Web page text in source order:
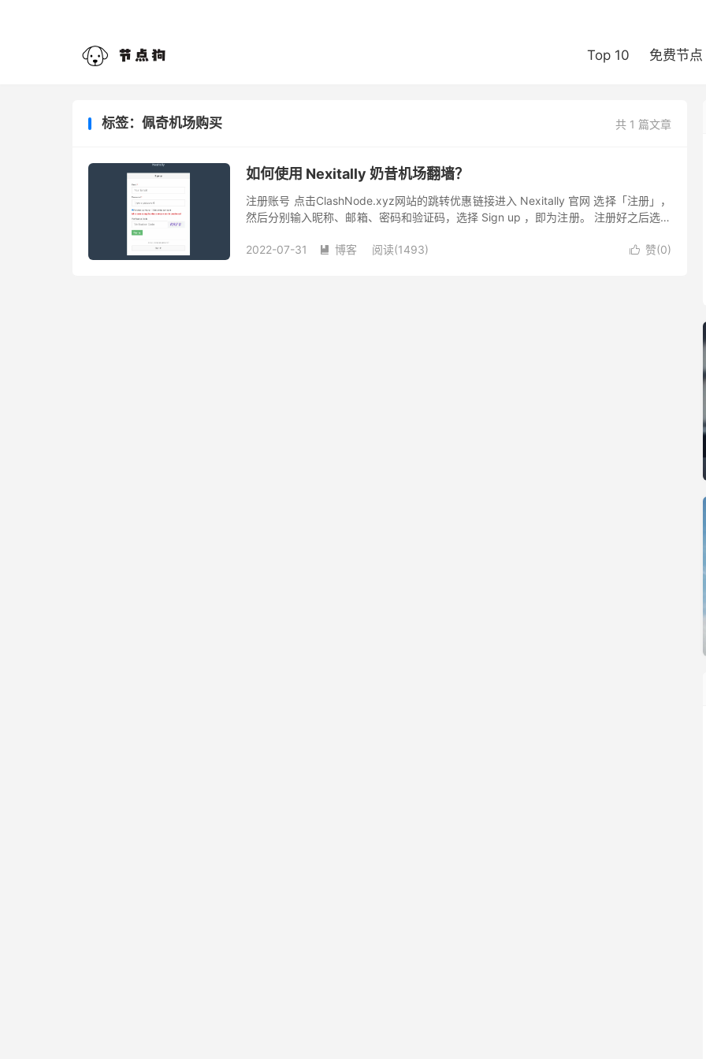
Top 10 免费节点
共 1 篇文章
标签：佩奇机场购买
如何使用 Nexitally 奶昔机场翻墙？
注册账号 点击ClashNode.xyz网站的跳转优惠链接进入 Nexitally 官网 选择「注册」，
然后分别输入昵称、邮箱、密码和验证码，选择 Sign up ，即为注册。 注册好之后选择
 赞(0)
2022-07-31  博客 阅读(1493)